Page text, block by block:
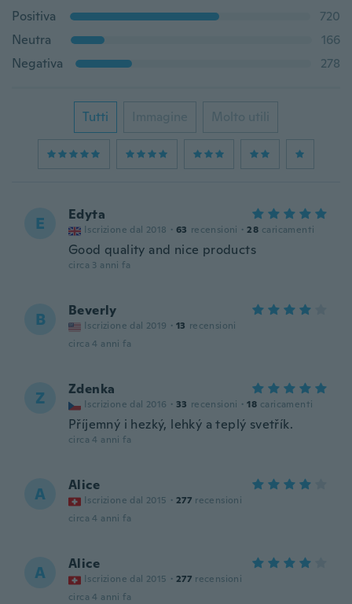
Positiva
720
Neutra
166
Negativa
278
Tutti Immagine Molto utili
E Edyta
Iscrizione dal 2018 · 63 recensioni · 28 caricamenti
Good quality and nice products
circa 3 anni fa
B Beverly
Iscrizione dal 2019 · 13 recensioni
circa 4 anni fa
Z Zdenka
Iscrizione dal 2016 · 33 recensioni · 18 caricamenti
Příjemný i hezký, lehký a teplý svetřík.
circa 4 anni fa
A Alice
Iscrizione dal 2015 · 277 recensioni
circa 4 anni fa
A Alice
Iscrizione dal 2015 · 277 recensioni
circa 4 anni fa